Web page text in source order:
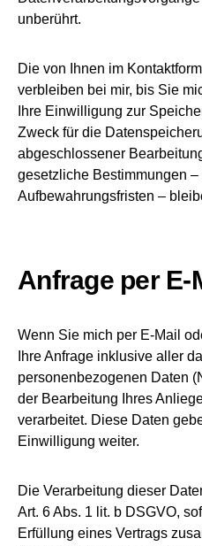
unberührt.
Die von Ihnen im
verbleiben bei mir, bis Sie
Ihre Einwilligung zur
Zweck für die
abgeschlossener
gesetzliche Bestimmungen
Aufbewahrungsfristen –
Anfrage per E-
Wenn Sie mich per E-Mail
Ihre Anfrage inklusive aller
personenbezogenen Daten
der Bearbeitung Ihres
verarbeitet. Diese Daten
Einwilligung weiter.
Die Verarbeitung dieser
Art. 6 Abs. 1 lit. b DSGVO,
Erfüllung eines Vertrags